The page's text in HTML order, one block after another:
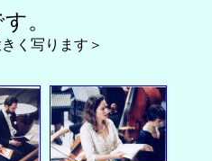
。
ます＞